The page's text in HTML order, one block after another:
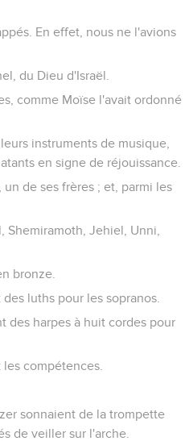
En effet, nous ne l'avions
du Dieu d'Israël.
comme Moïse l'avait ordonné
instruments de musique,
en signe de réjouissance.
de ses frères ; et, parmi les
Shemiramoth, Jehiel, Unni,
bronze.
luths pour les sopranos.
des harpes à huit cordes pour
compétences.
sonnaient de la trompette
de veiller sur l'arche.